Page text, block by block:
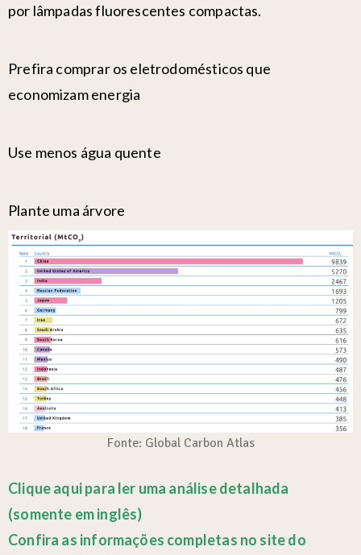
por lâmpadas fluorescentes compactas.
Prefira comprar os eletrodomésticos que
economizam energia
Use menos água quente
Plante uma árvore
Fonte: Global Carbon Atlas
Clique aqui para ler uma análise detalhada
(somente em inglês)
Confira as informações completas no site do